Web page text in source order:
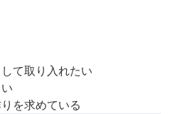
て取り入れたい
を求めている